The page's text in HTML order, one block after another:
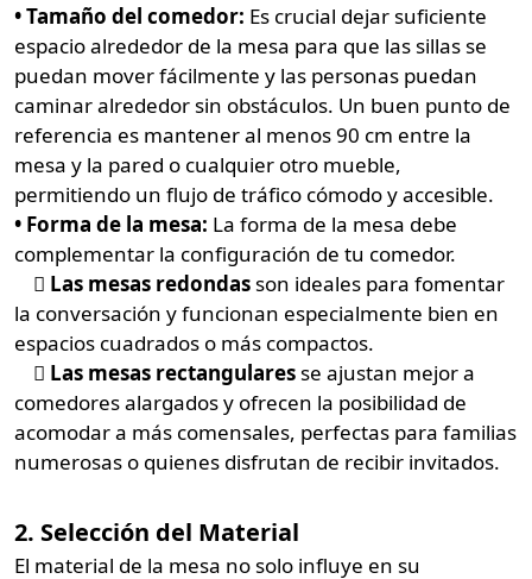
• Tamaño del comedor: Es crucial dejar suficiente
espacio alrededor de la mesa para que las sillas se
puedan mover fácilmente y las personas puedan
caminar alrededor sin obstáculos. Un buen punto de
referencia es mantener al menos 90 cm entre la
mesa y la pared o cualquier otro mueble,
permitiendo un flujo de tráfico cómodo y accesible.
• Forma de la mesa: La forma de la mesa debe
complementar la configuración de tu comedor.
 Las mesas redondasson ideales para fomentar
la conversación y funcionan especialmente bien en
espacios cuadrados o más compactos.
 Las mesas rectangularesse ajustan mejor a
comedores alargados y ofrecen la posibilidad de
acomodar a más comensales, perfectas para familias
numerosas o quienes disfrutan de recibir invitados.
2. Selección del Material
El material de la mesa no solo influye en su